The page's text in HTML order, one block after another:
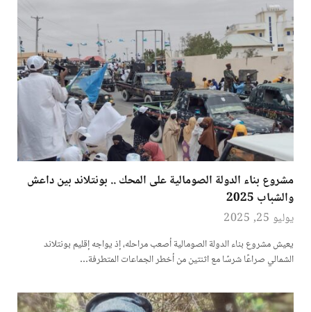
مشروع بناء الدولة الصومالية على المحك .. بونتلاند بين داعش
والشباب 2025
يوليو 25, 2025
يعيش مشروع بناء الدولة الصومالية أصعب مراحله، إذ يواجه إقليم بونتلاند
الشمالي صراعًا شرسًا مع اثنتين من أخطر الجماعات المتطرفة…